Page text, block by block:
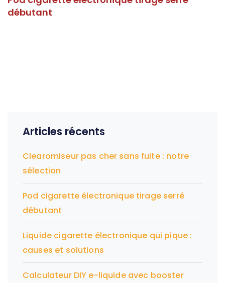
débutant
Articles récents
Clearomiseur pas cher sans fuite : notre
sélection
Pod cigarette électronique tirage serré
débutant
Liquide cigarette électronique qui pique :
causes et solutions
Calculateur DIY e-liquide avec booster